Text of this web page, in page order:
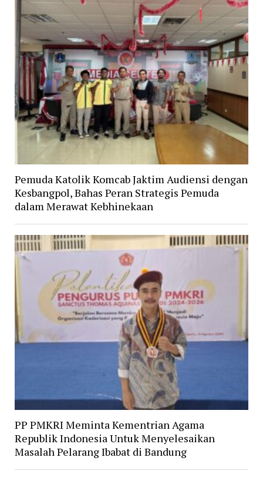
Pemuda Katolik Komcab Jaktim Audiensi dengan
Kesbangpol, Bahas Peran Strategis Pemuda
dalam Merawat Kebhinekaan
PP PMKRI Meminta Kementrian Agama
Republik Indonesia Untuk Menyelesaikan
Masalah Pelarang Ibabat di Bandung